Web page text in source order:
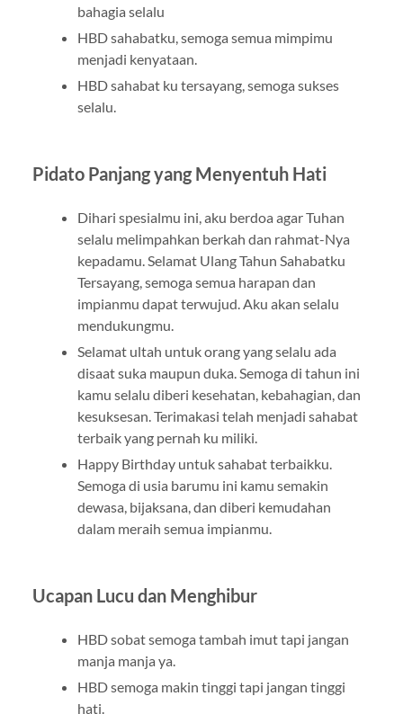
bahagia selalu
HBD sahabatku, semoga semua mimpimu
menjadi kenyataan.
HBD sahabat ku tersayang, semoga sukses
selalu.
Pidato Panjang yang Menyentuh Hati
Dihari spesialmu ini, aku berdoa agar Tuhan
selalu melimpahkan berkah dan rahmat-Nya
kepadamu. Selamat Ulang Tahun Sahabatku
Tersayang, semoga semua harapan dan
impianmu dapat terwujud. Aku akan selalu
mendukungmu.
Selamat ultah untuk orang yang selalu ada
disaat suka maupun duka. Semoga di tahun ini
kamu selalu diberi kesehatan, kebahagian, dan
kesuksesan. Terimakasi telah menjadi sahabat
terbaik yang pernah ku miliki.
Happy Birthday untuk sahabat terbaikku.
Semoga di usia barumu ini kamu semakin
dewasa, bijaksana, dan diberi kemudahan
dalam meraih semua impianmu.
Ucapan Lucu dan Menghibur
HBD sobat semoga tambah imut tapi jangan
manja manja ya.
HBD semoga makin tinggi tapi jangan tinggi
hati.